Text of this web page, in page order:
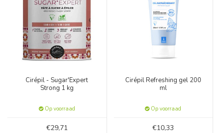
Cirépil - Sugar'Expert
Strong 1 kg
Op voorraad
€29,71
Cirépil Refreshing gel 200
ml
Op voorraad
€10,33